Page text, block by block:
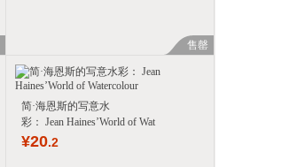
售罄
简·海恩斯的写意水
彩： Jean Haines’World of Wat
¥20.2